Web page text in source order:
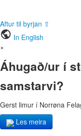
Aftur til byrjan ⇧
public In English
×
Áhugað/ur í
samstarvi?
Gerst limur í Norrøna
Les meira